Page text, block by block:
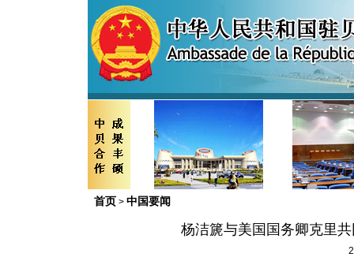
首页 > 中国要闻
杨洁篪与美国国务卿克里